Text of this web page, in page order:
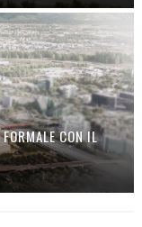
CON IL